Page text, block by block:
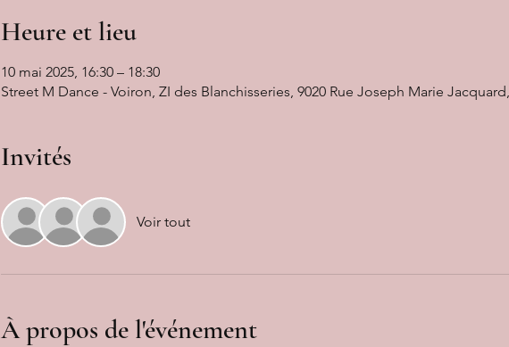
Heure et lieu
10 mai 2025, 16:30 – 18:30
Street M Dance - Voiron, ZI des Blanchisseries, 9020 Rue Joseph Marie
Invités
Voir tout
À propos de l'événement